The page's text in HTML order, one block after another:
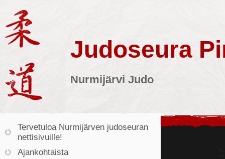
Judoseura
Nurmijärvi Judo
Tervetuloa Nurmijärven judoseuran
nettisivuille!
Ajankohtaista